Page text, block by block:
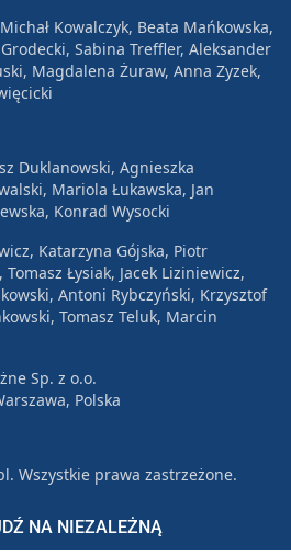
NA NIEZALEŻNĄ
Kowalczyk, Beata Mańkowska,
Sabina Treffler, Aleksander
Magdalena Żuraw, Anna Zyzek,
Duklanowski, Agnieszka
Mariola Łukawska, Jan
Konrad Wysocki
Katarzyna Gójska, Piotr
Łysiak, Jacek Liziniewicz,
Antoni Rybczyński, Krzysztof
Tomasz Teluk, Marcin
Sp. z o.o.
Polska
Wszystkie prawa zastrzeżone.
Polityka prywatności